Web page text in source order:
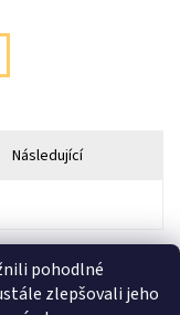
Následující
pohodlné
zlepšovali jeho